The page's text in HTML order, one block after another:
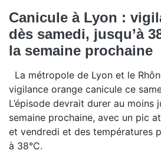
Canicule à Lyon :
dès samedi, jusqu’à
la semaine prochaine
La métropole de Lyon et le
vigilance orange canicule ce
L’épisode devrait durer au moins
semaine prochaine, avec un pic
et vendredi et des températures
à 38°C.